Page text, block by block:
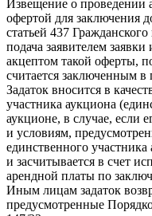
Извещение о проведении
офертой для заключения
статьей 437
подача заявителем
акцептом такой оферты,
считается заключенным
Задаток вносится в
участника аукциона
аукционе, в случае, если
и условиям,
единственного
и засчитывается в счет
арендной платы по
Иным лицам задаток
предусмотренные